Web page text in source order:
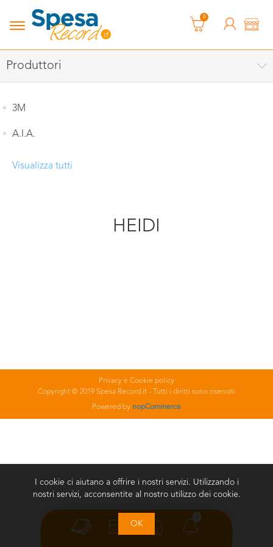
0
Produttori
3M
A.I.A.
Visualizza tutti
HEIDI
Privacy e Cookie policy
Copyright © 2019 Spesa Record.it - Tutti i diritti sono riservati
Powered by nopCommerce
I cookie ci aiutano a offrire i nostri servizi. Utilizzando i
nostri servizi, acconsentite al nostro utilizzo dei cookie.
OK